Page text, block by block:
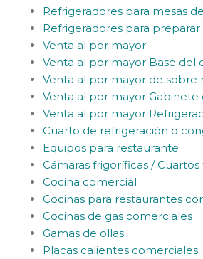
Refrigeradores para mesas
Refrigeradores para
Venta al por mayor
Venta al por mayor Base del
Venta al por mayor de sobre
Venta al por mayor Gabinete
Venta al por mayor
Cuarto de refrigeración o
Equipos para restaurante
Cámaras frigoríficas / Cuartos
Cocina comercial
Cocinas para restaurantes
Cocinas de gas comerciales
Gamas de ollas
Placas calientes comerciales